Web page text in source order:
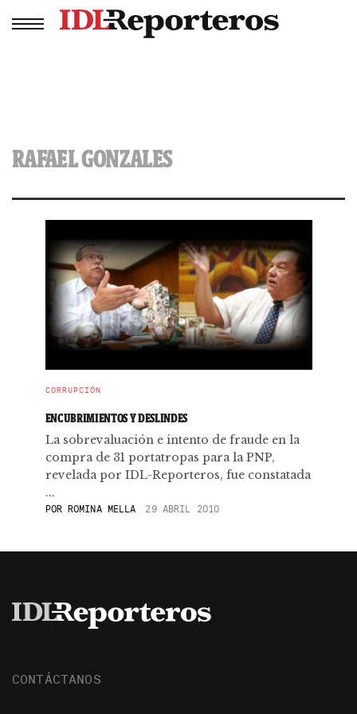
RAFAEL GONZALES
CORRUPCIÓN
ENCUBRIMIENTOS Y DESLINDES
La sobrevaluación e intento de fraude en la
compra de 31 portatropas para la PNP,
revelada por IDL-Reporteros, fue constatada
...
POR ROMINA MELLA 29 ABRIL 2010
CONTÁCTANOS